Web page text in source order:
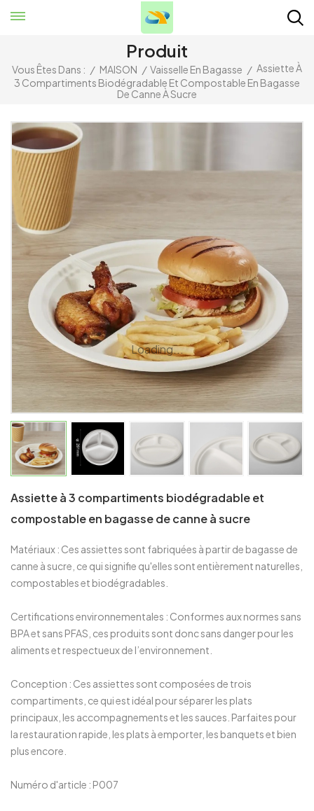
Produit
Vous Êtes Dans : / MAISON / Vaisselle En Bagasse / Assiette À
3 Compartiments Biodégradable Et Compostable En Bagasse
De Canne À Sucre
Loading...
Assiette à 3 compartiments biodégradable et
compostable en bagasse de canne à sucre
Matériaux : Ces assiettes sont fabriquées à partir de bagasse de
canne à sucre, ce qui signifie qu'elles sont entièrement naturelles,
compostables et biodégradables.
Certifications environnementales : Conformes aux normes sans
BPA et sans PFAS, ces produits sont donc sans danger pour les
aliments et respectueux de l’environnement.
Conception : Ces assiettes sont composées de trois
compartiments, ce qui est idéal pour séparer les plats
principaux, les accompagnements et les sauces. Parfaites pour
la restauration rapide, les plats à emporter, les banquets et bien
plus encore.
Numéro d'article : P007